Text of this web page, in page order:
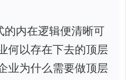
的内在逻辑便清晰可
何以存在下去的顶层
业为什么需要做顶层